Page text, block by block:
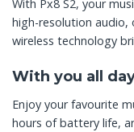
With Px8 S2, your
high-resolution audio,
wireless technology
With you all
Enjoy your favourite
hours of battery life,